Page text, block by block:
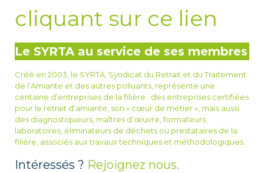
cliquant sur ce lien
Le SYRTA au service de ses membres
Créé en 2003, le SYRTA, Syndicat du Retrait et du Traitement
de l’Amiante et des autres polluants, représente une
centaine d’entreprises de la filière : des entreprises certifiées
pour le retrait d’amiante, son « cœur de métier », mais aussi
des diagnostiqueurs, maîtres d’œuvre, formateurs,
laboratoires, éliminateurs de déchets ou prestataires de la
filière, associés aux travaux techniques et méthodologiques.
Intéressés ? Rejoignez nous.